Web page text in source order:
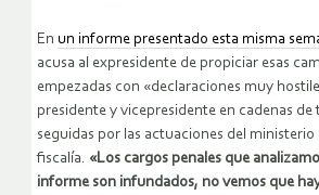
En un informe presentado esta misma
acusa al expresidente de propiciar esas
empezadas con «declaraciones muy
presidente y vicepresidente en cadenas de
seguidas por las actuaciones del
fiscalía. «Los cargos penales que
informe son infundados, no vemos que